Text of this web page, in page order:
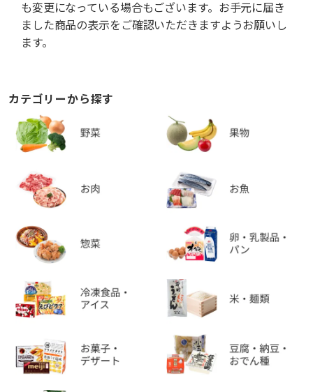
も変更になっている場合もございます。お手元に届き
ました商品の表示をご確認いただきますようお願いし
ます。
カテゴリーから探す